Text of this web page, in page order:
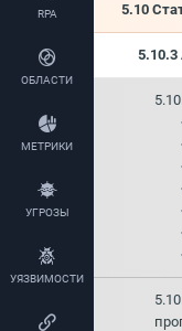
RPA
ОБЛАСТИ
МЕТРИКИ
УГРОЗЫ
УЯЗВИМОСТИ
5.10
5.10.3